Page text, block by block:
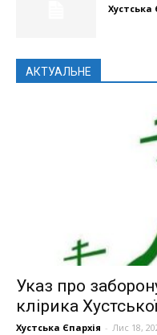
Хустська
АКТУАЛЬНЕ
Указ про
клірика
Хустська Єпархія - Лис 18,